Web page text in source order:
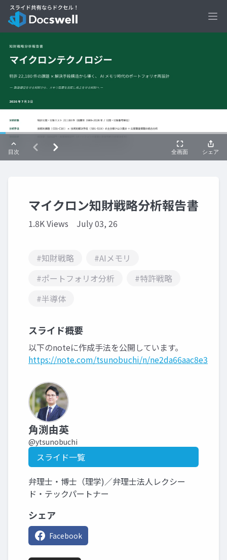
マイクロン知財戦略分析報告書
1.8K Views July 03, 26
#知財戦略
#AIメモリ
#ポートフォリオ分析
#特許戦略
#半導体
スライド概要
以下のnoteに作成手法を公開しています。
https://note.com/tsunobuchi/n/ne2da66aac8e3
角渕由英
@ytsunobuchi
スライド一覧
弁理士・博士（理学)／弁理士法人レクシー
ド・テックパートナー
シェア
Facebook